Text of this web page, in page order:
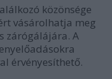
közönsége
vásárolhatja meg
zárógálájára. A
érvényesíthető.